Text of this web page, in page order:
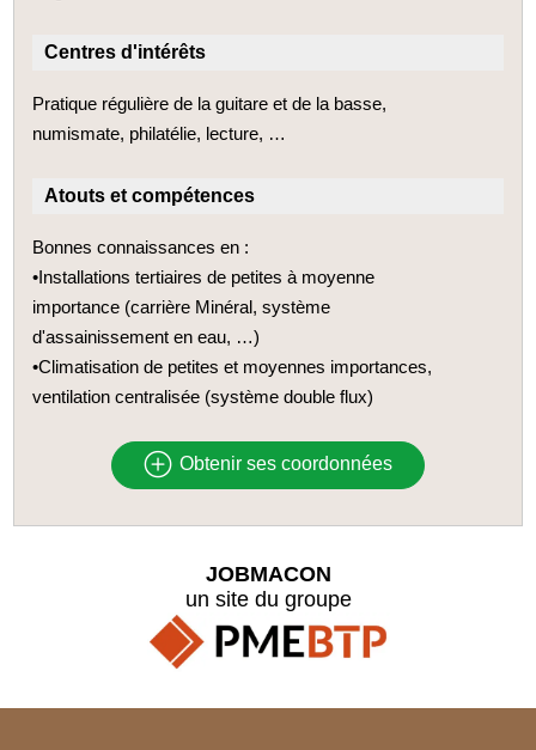
Centres d'intérêts
Pratique régulière de la guitare et de la basse,
numismate, philatélie, lecture, …
Atouts et compétences
Bonnes connaissances en :
•Installations tertiaires de petites à moyenne
importance (carrière Minéral, système
d'assainissement en eau, …)
•Climatisation de petites et moyennes importances,
ventilation centralisée (système double flux)
Obtenir ses coordonnées
JOBMACON
un site du groupe